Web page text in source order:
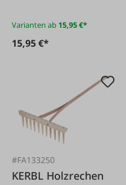
Varianten ab 15,95 €*
15,95 €*
#FA133250
KERBL Holzrechen